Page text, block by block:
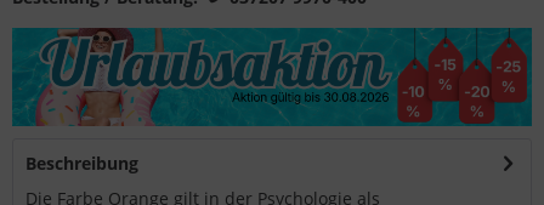
Beschreibung
Die Farbe Orange gilt in der Psychologie als